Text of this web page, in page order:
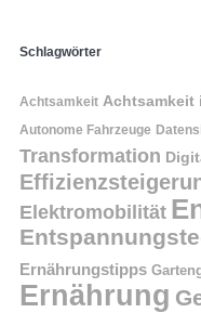
Schlagwörter
Achtsamkeit Achtsamkeit
Autonome Fahrzeuge
Transformation
Elektromobilität
Ernährungstipps
Ernährung